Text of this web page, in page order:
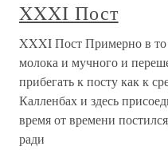
XXXI Пост
XXXI Пост Примерно в то
молока и мучного и
прибегать к посту как к
Калленбах и здесь
время от времени
ради